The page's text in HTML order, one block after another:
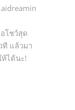
โชว์สุด
ที แล้วมา
ได้นะ!